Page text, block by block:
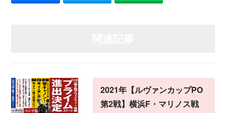
2021年【ルヴァンカップPO
第2戦】横浜F・マリノス戦